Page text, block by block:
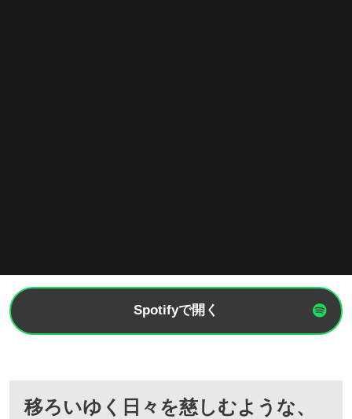
Spotifyで開く
移ろいゆく日々を慈しむような、